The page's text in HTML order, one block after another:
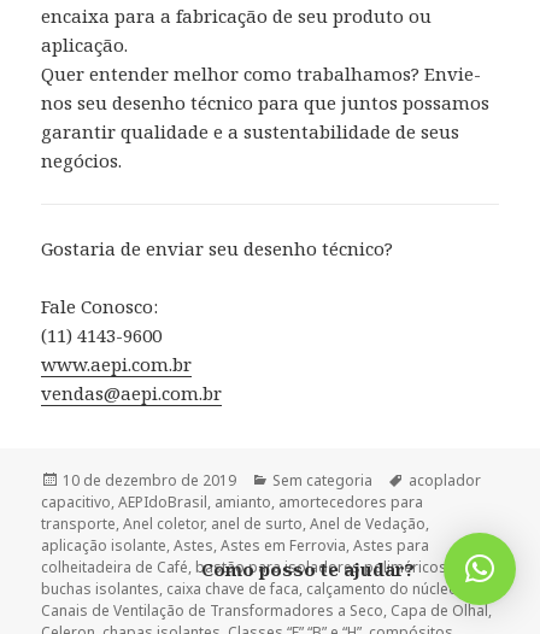
encaixa para a fabricação de seu produto ou
aplicação.
Quer entender melhor como trabalhamos? Envie-
nos seu desenho técnico para que juntos possamos
garantir qualidade e a sustentabilidade de seus
negócios.
Gostaria de enviar seu desenho técnico?
Fale Conosco:
(11) 4143-9600
www.aepi.com.br
vendas@aepi.com.br
Publicado
em
10 de dezembro de 2019 Categorias
Sem categoria Tags
acoplador
capacitivo,AEPIdoBrasil, amianto, amortecedores para
transporte,Anel coletor, anel de surto,Anel de Vedação,
aplicação isolante,Astes,Astes em Ferrovia,Astes para
colheitadeira de Café, bastão para isoladores poliméricos
buchas isolantes, caixa chave de faca, calçamento do núcleo
Canais de Ventilação de Transformadores a Seco, Capa de Olhal,
Como posso te ajudar?